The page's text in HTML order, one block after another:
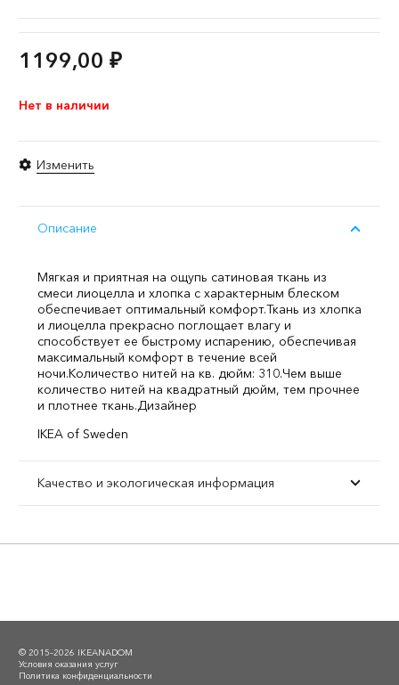
1199,00 ₽
Нет в наличии
Изменить
Описание
Мягкая и приятная на ощупь сатиновая ткань из
смеси лиоцелла и хлопка с характерным блеском
обеспечивает оптимальный комфорт.Ткань из хлопка
и лиоцелла прекрасно поглощает влагу и
способствует ее быстрому испарению, обеспечивая
максимальный комфорт в течение всей
ночи.Количество нитей на кв. дюйм: 310.Чем выше
количество нитей на квадратный дюйм, тем прочнее
и плотнее ткань.Дизайнер
IKEA of Sweden
Качество и экологическая информация
© 2015–2026 IKEANADOM
Условия оказания услуг
Политика конфиденциальности